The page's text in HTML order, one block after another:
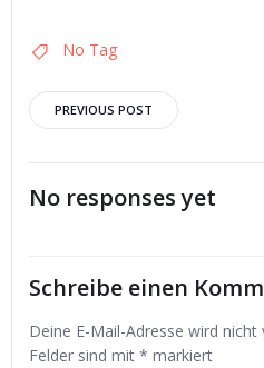
No Tag
Post
navigation
PREVIOUS POST
No responses yet
Schreibe einen
Deine E-Mail-Adresse wird
Felder sind mit * markiert